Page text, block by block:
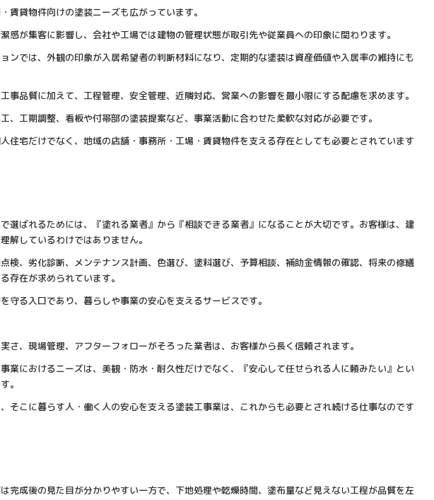
賃貸物件向けの塗装ニーズも広がっています。
感が集客に影響し、会社や工場では建物の管理状態が取引先や従業員への印象に関わります。
ンでは、外観の印象が入居希望者の判断材料になり、定期的な塗装は資産価値や入居率の維持にも
事品質に加えて、工程管理、安全管理、近隣対応、営業への影響を最小限にする配慮を求めます。
、工期調整、看板や付帯部の塗装提案など、事業活動に合わせた柔軟な対応が必要です。
住宅だけでなく、地域の店舗・事務所・工場・賃貸物件を支える存在としても必要とされています
選ばれるためには、『塗れる業者』から『相談できる業者』になることが大切です。お客様は、建
解しているわけではありません。
検、劣化診断、メンテナンス計画、色選び、塗料選び、予算相談、補助金情報の確認、将来の修繕
存在が求められています。
守る入口であり、暮らしや事業の安心を支えるサービスです。
さ、現場管理、アフターフォローがそろった業者は、お客様から長く信頼されます。
業におけるニーズは、美観・防水・耐久性だけでなく、『安心して任せられる人に頼みたい』とい
。
そこに暮らす人・働く人の安心を支える塗装工事業は、これからも必要とされ続ける仕事なのです
完成後の見た目が分かりやすい一方で、下地処理や乾燥時間、塗布量など見えない工程が品質を左